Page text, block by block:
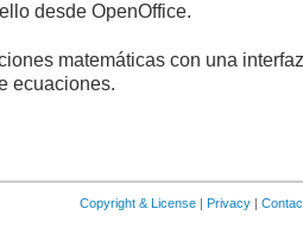
desde OpenOffice.
matemáticas con una
ecuaciones.
Copyright & License | Privacy |